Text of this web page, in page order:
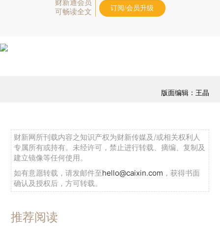
财新通会员
可畅读全文
订阅/会员升级
版面编辑：王晶
财新网所刊载内容之知识产权为财新传媒及/或相关权利人
专属所有或持有。未经许可，禁止进行转载、摘编、复制及
建立镜像等任何使用。
如有意愿转载，请发邮件至hello@caixin.com ，获得书面
确认及授权后，方可转载。
推荐阅读